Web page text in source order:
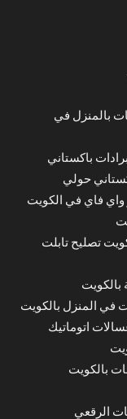
بالمنزل في
حولي
واي فاي في الكويت
تصليح تابلت
بالكويت
في المنزل بالكويت
اتوماتيك
بالكويت
الرقعي